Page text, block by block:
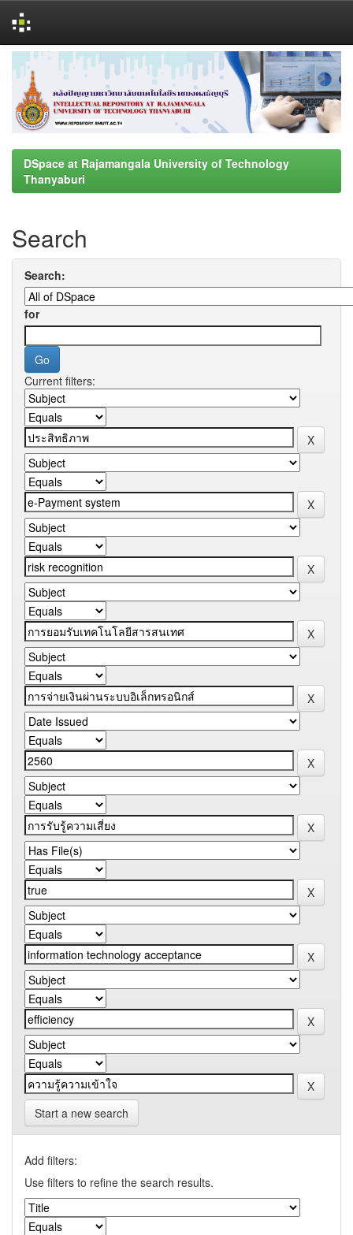
navigation
DSpace at Rajamangala University of Technology
Thanyaburi
Search
Search:
for
Current filters:
Start a new search
Add filters:
Use filters to refine the search results.